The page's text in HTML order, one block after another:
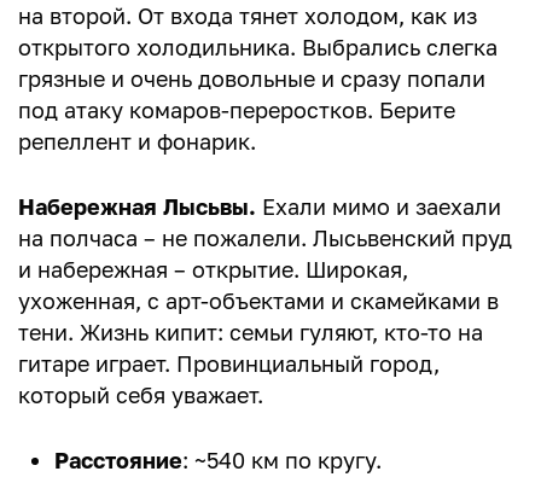
на второй. От входа тянет холодом, как из
открытого холодильника. Выбрались слегка
грязные и очень довольные и сразу попали
под атаку комаров-переростков. Берите
репеллент и фонарик.
Набережная Лысьвы. Ехали мимо и заехали
на полчаса – не пожалели. Лысьвенский пруд
и набережная – открытие. Широкая,
ухоженная, с арт-объектами и скамейками в
тени. Жизнь кипит: семьи гуляют, кто-то на
гитаре играет. Провинциальный город,
который себя уважает.
Расстояние: ~540 км по кругу.